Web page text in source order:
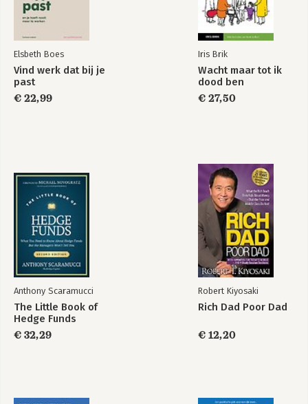
relatievormen, eigen woning en
hypotheek, inkomen en pensioen, het
(beleggen van) vermogen en de
invulling en balans tussen werk en vrije
Als deskundige heeft zij meegewerkt
Reeds in 2005 is zij onderscheiden met
de titel Financieel Planner van het Jaar.
Kijk voor actuele informatie en andere
extra’s op haar websites:
www.echtscheidingsdesk.nl
www.ENdesk.nl (Erfenis en
Nabestaandendesk)
-werken als zelfstandige
-als dga werken
3. Wonen
-huren of kopen?
-je eerste koophuis
-een volgend koophuis
-de vakantiewoning in Nederland en buiten Nederland
-alternatieven huren en kopen
4. Vermogen
4.1 Opbouwen
4.2 Lenen
4.3 Schenken
4.4 Nalaten
5 Vrije tijd
Dankwoord
Over Iris Brik
Elsbeth Boes
Vind werk dat bij je
past
€ 22,99
Iris Brik
Wacht maar tot ik
dood ben
€ 27,50
Anthony Scaramucci
The Little Book of
Hedge Funds
€ 32,29
Robert Kiyosaki
Rich Dad Poor Dad
€ 12,20